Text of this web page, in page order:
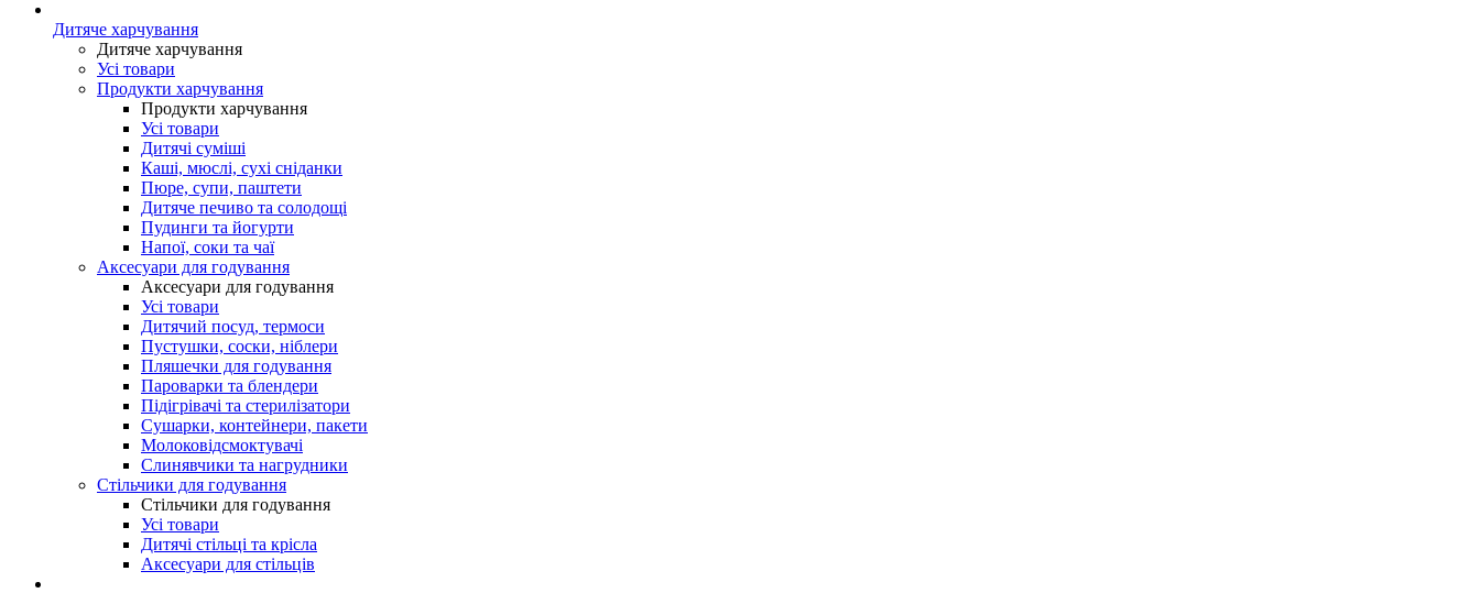
Дитяче харчування
Дитяче харчування
Усі товари
Продукти харчування
Продукти харчування
Усі товари
Дитячі суміші
Каші, мюслі, сухі сніданки
Пюре, супи, паштети
Дитяче печиво та солодощі
Пудинги та йогурти
Напої, соки та чаї
Аксесуари для годування
Аксесуари для годування
Усі товари
Дитячий посуд, термоси
Пустушки, соски, ніблери
Пляшечки для годування
Пароварки та блендери
Підігрівачі та стерилізатори
Сушарки, контейнери, пакети
Молоковідсмоктувачі
Слинявчики та нагрудники
Стільчики для годування
Стільчики для годування
Усі товари
Дитячі стільці та крісла
Аксесуари для стільців